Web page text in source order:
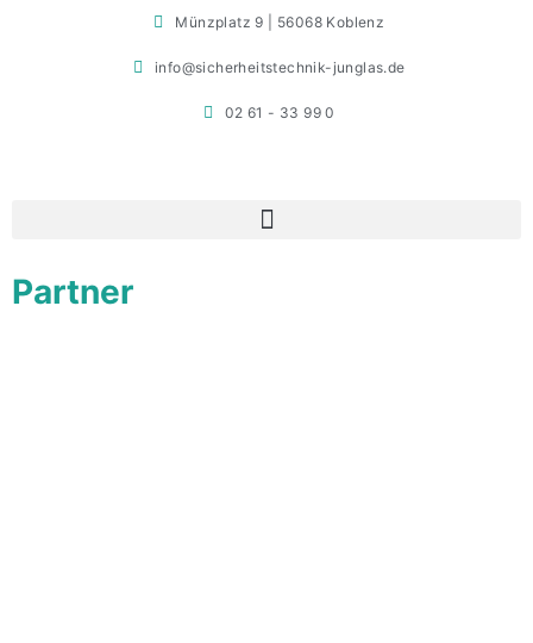
Münzplatz 9 | 56068 Koblenz
info@sicherheitstechnik-junglas.de
02 61 - 33 99 0
Partner